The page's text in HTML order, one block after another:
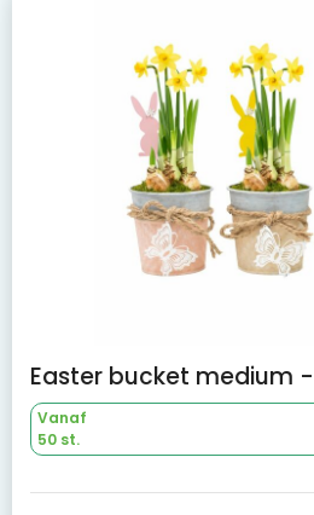
Easter bucket medium
Vanaf
50 st.